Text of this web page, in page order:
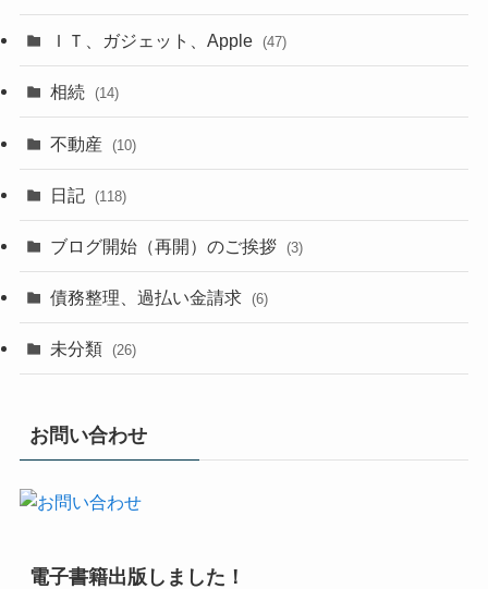
ＩＴ、ガジェット、Apple (47)
相続 (14)
不動産 (10)
日記 (118)
ブログ開始（再開）のご挨拶 (3)
債務整理、過払い金請求 (6)
未分類 (26)
お問い合わせ
電子書籍出版しました！